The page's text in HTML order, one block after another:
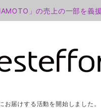
」の売上の一部を義
届けする活動を開始しました。